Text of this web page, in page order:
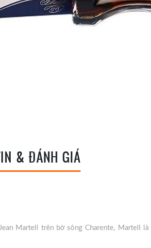
& ĐÁNH GIÁ
Martell trên bờ sông Charente, Martell